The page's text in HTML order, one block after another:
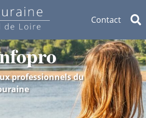
Contact
professionnels du